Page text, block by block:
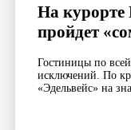
На
пройдет
Гостиницы по
исключений. По
«Эдельвейс» на
известно 25